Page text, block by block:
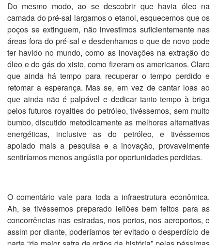
Do mesmo modo, ao se descobrir que havia óleo na
camada do pré-sal largamos o etanol, esquecemos que os
poços se extinguem, não investimos suficientemente nas
áreas fora do pré-sal e desdenhamos o que de novo pode
ter havido no mundo, como as inovações na extração do
óleo e do gás do xisto, como fizeram os americanos. Claro
que ainda há tempo para recuperar o tempo perdido e
retomar a esperança. Mas se, em vez de cantar loas ao
que ainda não é palpável e dedicar tanto tempo à briga
pelos futuros royalties do petróleo, tivéssemos, sem muito
bumbo, discutido metodicamente as melhores alternativas
energéticas, inclusive as do petróleo, e tivéssemos
apoiado mais a pesquisa e a inovação, provavelmente
sentiríamos menos angústia por oportunidades perdidas.
O comentário vale para toda a infraestrutura econômica.
Ah, se tivéssemos preparado leilões bem feitos para as
concorrências nas estradas, nos portos, nos aeroportos, e
assim por diante, poderíamos ter evitado o desperdício de